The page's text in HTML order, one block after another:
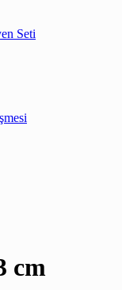
Seti
cm